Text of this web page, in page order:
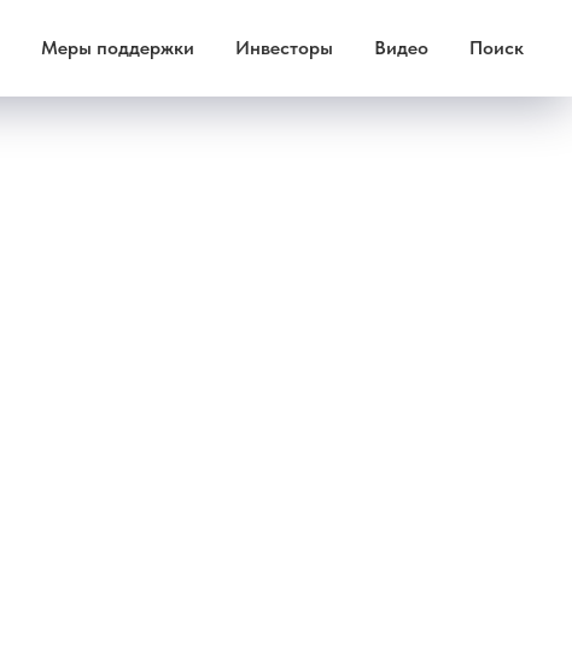
Меры поддержки Инвесторы Видео Поиск